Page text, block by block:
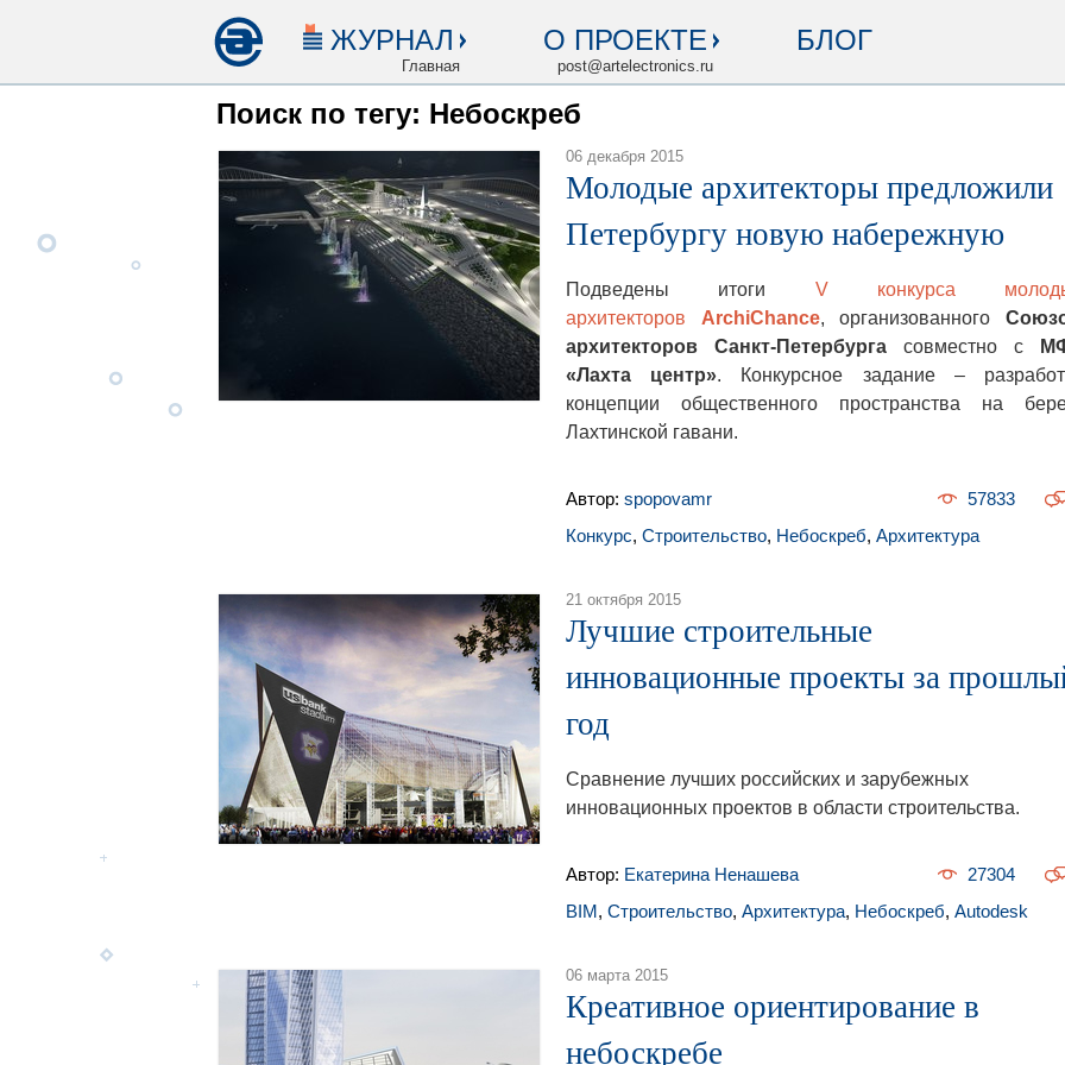
ЖУРНАЛ
Главная
О ПРОЕКТЕ
post@artelectronics.ru
БЛОГ
Поиск по тегу: Небоскреб
06 декабря 2015
Молодые архитекторы предложили
Петербургу новую набережную
Подведены итоги V конкурса
архитекторов ArchiChance, организованного
архитекторов Санкт-Петербурга совместно с
«Лахта центр». Конкурсное задание –
концепции общественного пространства на
Лахтинской гавани.
Автор: spopovamr
57833
Конкурс, Строительство, Небоскреб, Архитектура
21 октября 2015
Лучшие строительные
инновационные проекты за
год
Сравнение лучших российских и зарубежных
инновационных проектов в области строительства.
Автор: Екатерина Ненашева
27304
BIM, Строительство, Архитектура, Небоскреб, Autodesk
06 марта 2015
Креативное ориентирование в
небоскребе